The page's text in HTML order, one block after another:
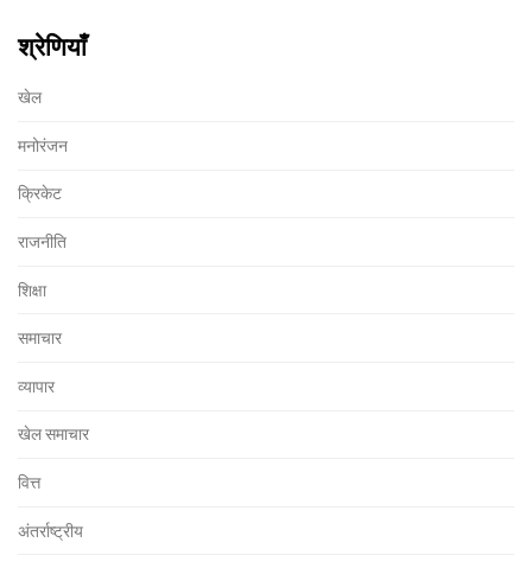
श्रेणियाँ
खेल
मनोरंजन
क्रिकेट
राजनीति
शिक्षा
समाचार
व्यापार
खेल समाचार
वित्त
अंतर्राष्ट्रीय